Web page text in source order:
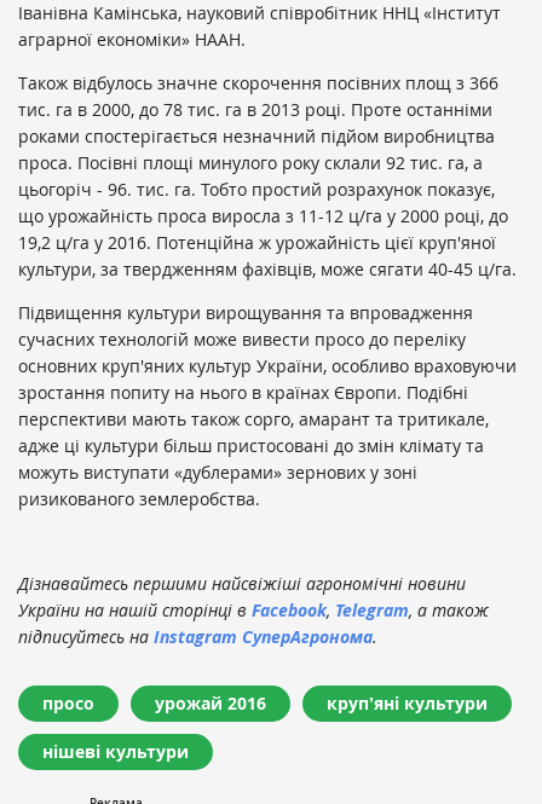
Іванівна Камінська, науковий співробітник ННЦ «Інститут
аграрної економіки» НААН.
Також відбулось значне скорочення посівних площ з 366
тис. га в 2000, до 78 тис. га в 2013 році. Проте останніми
роками спостерігається незначний підйом виробництва
проса. Посівні площі минулого року склали 92 тис. га, а
цьогоріч - 96. тис. га. Тобто простий розрахунок показує,
що урожайність проса виросла з 11-12 ц/га у 2000 році, до
19,2 ц/га у 2016. Потенційна ж урожайність цієї круп'яної
культури, за твердженням фахівців, може сягати 40-45 ц/га.
Підвищення культури вирощування та впровадження
сучасних технологій може вивести просо до переліку
основних круп'яних культур України, особливо враховуючи
зростання попиту на нього в країнах Європи. Подібні
перспективи мають також сорго, амарант та тритикале,
адже ці культури більш пристосовані до змін клімату та
можуть виступати «дублерами» зернових у зоні
ризикованого землеробства.
Дізнавайтесь першими найсвіжіші агрономічні новини
України на нашій сторінці в Facebook, Telegram, а також
підписуйтесь на Instagram СуперАгронома.
просо урожай 2016 крупʼяні культури
нішеві культури